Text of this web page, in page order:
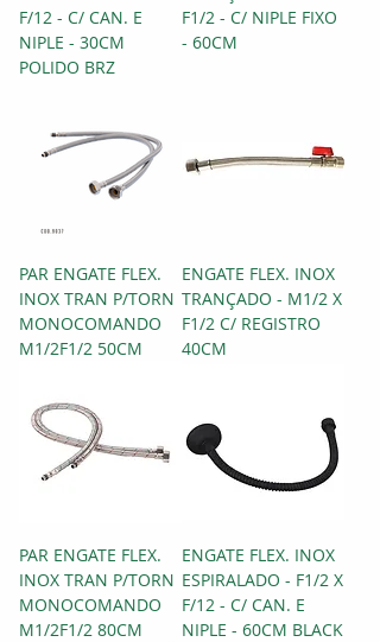
F/12 - C/ CAN. E
NIPLE - 30CM
POLIDO BRZ
F1/2 - C/ NIPLE FIXO
- 60CM
PAR ENGATE FLEX.
INOX TRAN P/TORN
MONOCOMANDO
M1/2F1/2 50CM
ENGATE FLEX. INOX
TRANÇADO - M1/2 X
F1/2 C/ REGISTRO
40CM
PAR ENGATE FLEX.
INOX TRAN P/TORN
MONOCOMANDO
M1/2F1/2 80CM
ENGATE FLEX. INOX
ESPIRALADO - F1/2 X
F/12 - C/ CAN. E
NIPLE - 60CM BLACK